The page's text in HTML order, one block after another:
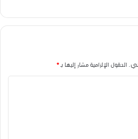
الحقول الإلزامية مشار إليها بـ*